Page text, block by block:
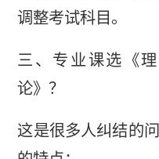
调整考试科目。
三、专业课选《
论》？
这是很多人纠结的